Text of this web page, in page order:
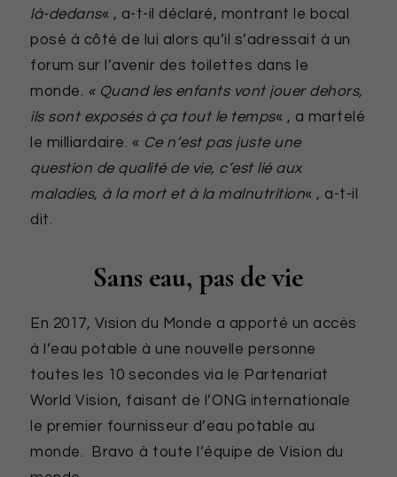
là-dedans« , a-t-il déclaré, montrant le bocal
posé à côté de lui alors qu’il s’adressait à un
forum sur l’avenir des toilettes dans le
monde. « Quand les enfants vont jouer dehors,
ils sont exposés à ça tout le temps« , a martelé
le milliardaire. « Ce n’est pas juste une
question de qualité de vie, c’est lié aux
maladies, à la mort et à la malnutrition« , a-t-il
dit.
Sans eau, pas de vie
En 2017, Vision du Monde a apporté un accès
à l’eau potable à une nouvelle personne
toutes les 10 secondes via le Partenariat
World Vision, faisant de l’ONG internationale
le premier fournisseur d’eau potable au
monde. Bravo à toute l’équipe de Vision du